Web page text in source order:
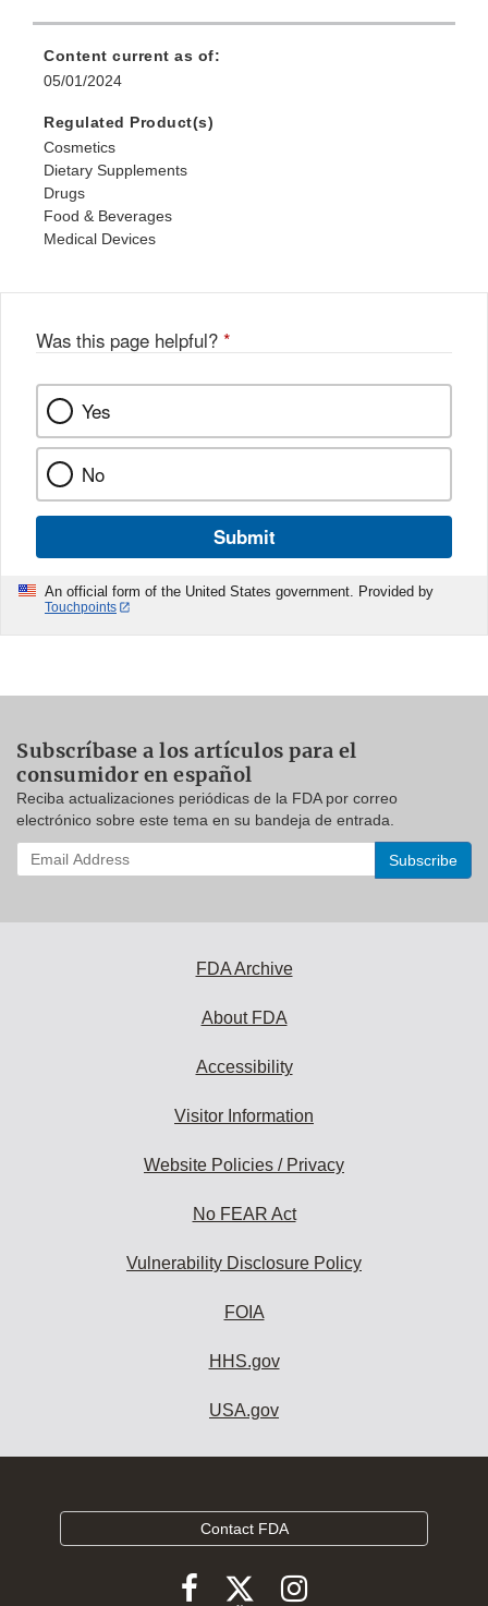
Content current as of:
05/01/2024
Regulated Product(s)
Cosmetics
Dietary Supplements
Drugs
Food & Beverages
Medical Devices
Was this page helpful? *
Yes
No
Submit
An official form of the United States government. Provided by
Touchpoints
Subscríbase a los artículos para el
consumidor en español
Reciba actualizaciones periódicas de la FDA por correo
electrónico sobre este tema en su bandeja de entrada.
Enter
your
FDA Archive
About FDA
Accessibility
Visitor Information
Website Policies / Privacy
No FEAR Act
Vulnerability Disclosure Policy
FOIA
HHS.gov
USA.gov
Contact FDA
FollowFollowFollow